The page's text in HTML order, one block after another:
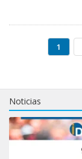
1
Noticias